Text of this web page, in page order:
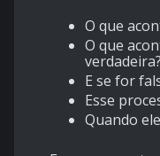
O que
O que
verdadeira?
E se for
Esse
Quando